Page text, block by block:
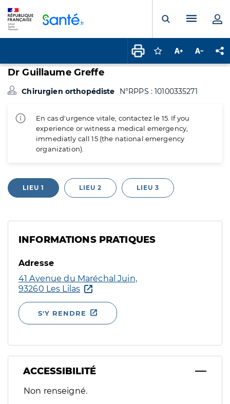
Ouvrir laMenu
Connectez-vous
Augmenter la
Dr Guillaume Greffe
Chirurgien orthopédiste N°RPPS : 10100335271
En cas d'urgence vitale, contactez le 15. If you
experience or witness a medical emergency,
immediatly call 15 (the national emergency
organization).
LIEU 1 LIEU 2 LIEU 3
INFORMATIONS PRATIQUES
Adresse
41 Avenue du Maréchal Juin,
93260 Les Lilas
S'Y RENDRE
ACCESSIBILITÉ
Filtres
Sélectionnez un ou plusieurs handicaps/besoins
Non renseigné.